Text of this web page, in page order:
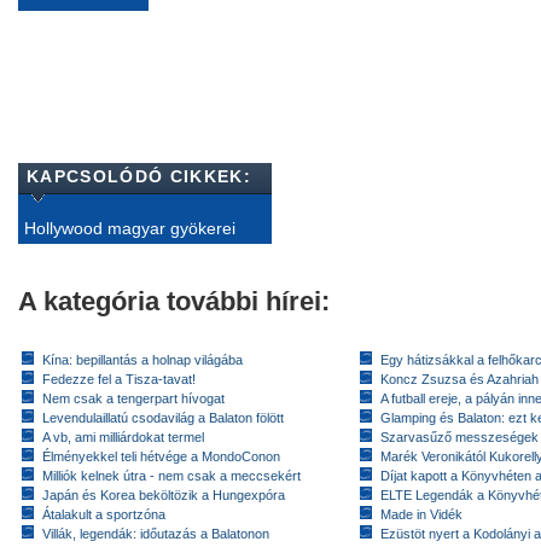
KAPCSOLÓDÓ CIKKEK:
Hollywood magyar gyökerei
A kategória további hírei:
Kína: bepillantás a holnap világába
Fedezze fel a Tisza-tavat!
Nem csak a tengerpart hívogat
Levendulaillatú csodavilág a Balaton fölött
A vb, ami milliárdokat termel
Élményekkel teli hétvége a MondoConon
Milliók kelnek útra - nem csak a meccsekért
Japán és Korea beköltözik a Hungexpóra
Átalakult a sportzóna
Villák, legendák: időutazás a Balatonon
Egy hátizsákkal a
Koncz Zsuzsa és
A futball ereje, a pályán
Glamping és Balaton: ezt
Szarvasűző messzeségek
Marék Veronikától
Díjat kapott a Könyvhéten
ELTE Legendák a
Made in Vidék
Ezüstöt nyert a Kodolányi